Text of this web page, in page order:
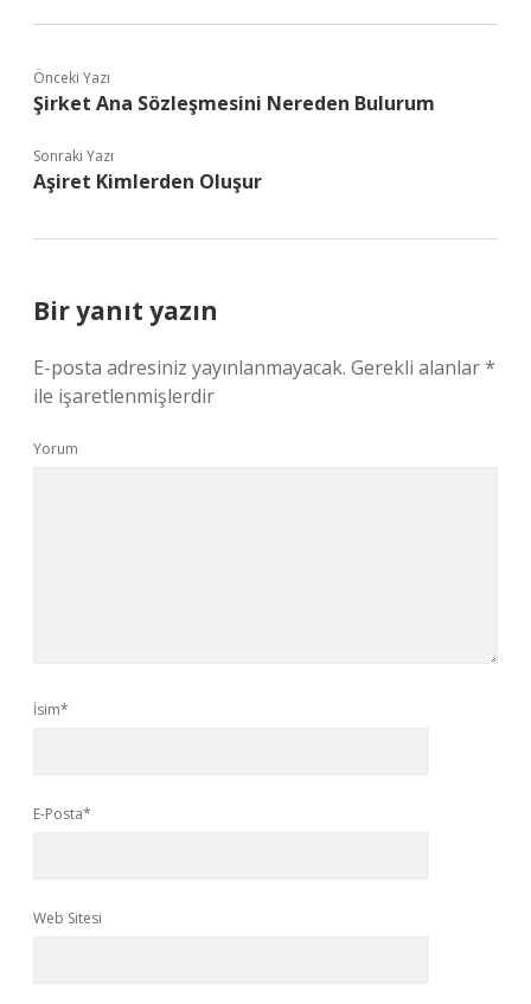
Önceki Yazı
Şirket Ana Sözleşmesini Nereden Bulurum
Sonraki Yazı
Aşiret Kimlerden Oluşur
Bir yanıt yazın
E-posta adresiniz yayınlanmayacak. Gerekli alanlar*
ile işaretlenmişlerdir
Yorum
İsim*
E-Posta*
Web Sitesi